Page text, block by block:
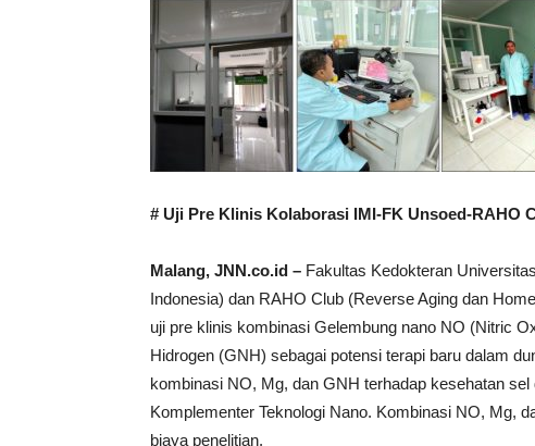
# Uji Pre Klinis Kolaborasi IMI-FK Unsoed-RAHO
Malang, JNN.co.id – Fakultas Kedokteran
Indonesia) dan RAHO Club (Reverse Aging dan
uji pre klinis kombinasi Gelembung nano NO (Nitric
Hidrogen (GNH) sebagai potensi terapi baru dalam
kombinasi NO, Mg, dan GNH terhadap kesehatan
Komplementer Teknologi Nano. Kombinasi NO, Mg,
biaya penelitian.